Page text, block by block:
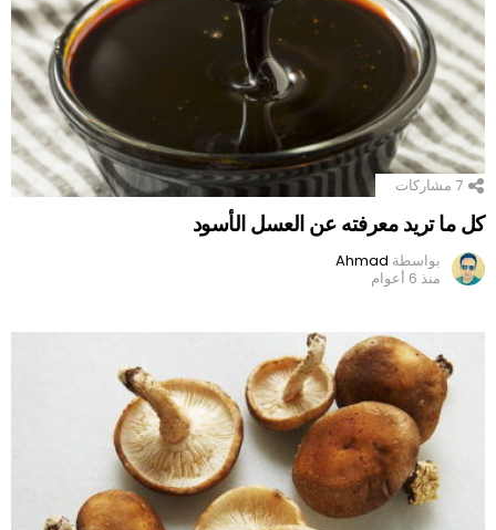
7 مشاركات
كل ما تريد معرفته عن العسل الأسود
بواسطة Ahmad
منذ 6 أعوام